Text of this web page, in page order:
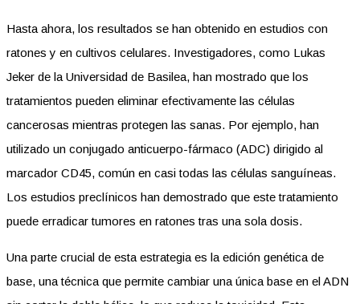
Hasta ahora, los resultados se han obtenido en estudios con
ratones y en cultivos celulares. Investigadores, como Lukas
Jeker de la Universidad de Basilea, han mostrado que los
tratamientos pueden eliminar efectivamente las células
cancerosas mientras protegen las sanas. Por ejemplo, han
utilizado un conjugado anticuerpo-fármaco (ADC) dirigido al
marcador CD45, común en casi todas las células sanguíneas.
Los estudios preclínicos han demostrado que este tratamiento
puede erradicar tumores en ratones tras una sola dosis.
Una parte crucial de esta estrategia es la edición genética de
base, una técnica que permite cambiar una única base en el ADN